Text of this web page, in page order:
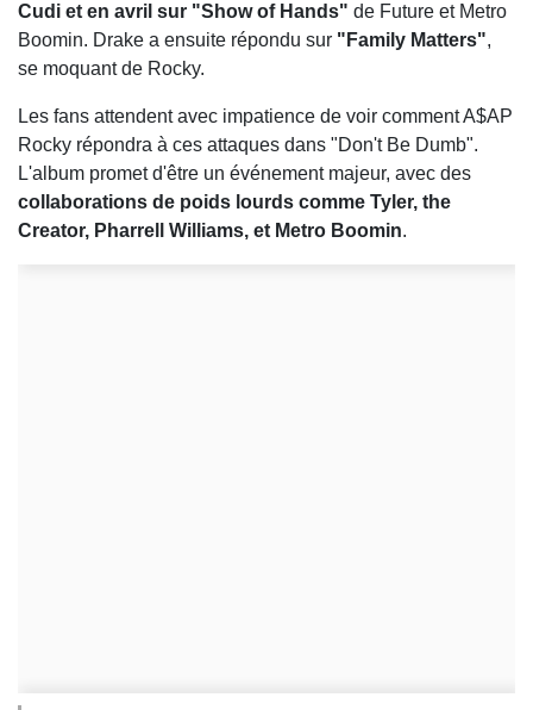
Cudi et en avril sur "Show of Hands" de Future et Metro
Boomin. Drake a ensuite répondu sur "Family Matters",
se moquant de Rocky.
Les fans attendent avec impatience de voir comment A$AP
Rocky répondra à ces attaques dans "Don't Be Dumb".
L'album promet d'être un événement majeur, avec des
collaborations de poids lourds comme Tyler, the
Creator, Pharrell Williams, et Metro Boomin.